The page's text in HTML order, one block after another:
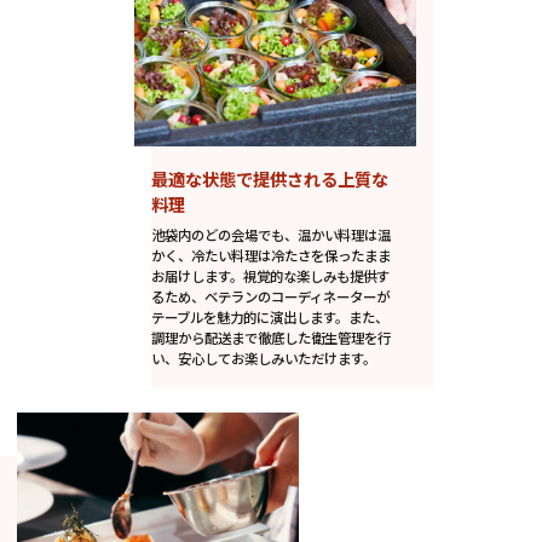
最適な状態で提供される上質な
料理
池袋内のどの会場でも、温かい料理は温
かく、冷たい料理は冷たさを保ったまま
お届けします。視覚的な楽しみも提供す
るため、ベテランのコーディネーターが
テーブルを魅力的に演出します。また、
調理から配送まで徹底した衛生管理を行
い、安心してお楽しみいただけます。